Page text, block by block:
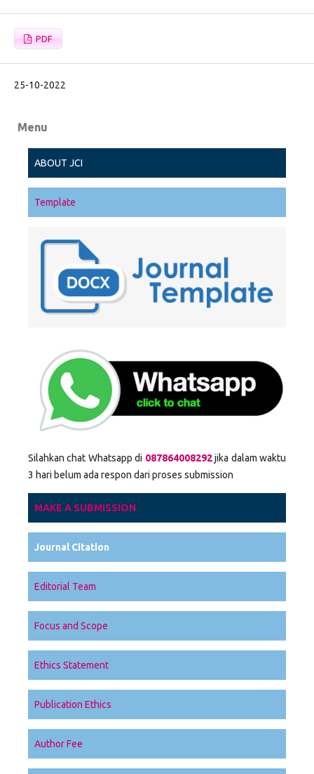
PDF
25-10-2022
Menu
ABOUT JCI
Template
Silahkan chat Whatsapp di 087864008292jika dalam waktu
3 hari belum ada respon dari proses submission
MAKE A SUBMISSION
Journal Citation
Editorial Team
Focus and Scope
Ethics Statement
Publication Ethics
Author Fee